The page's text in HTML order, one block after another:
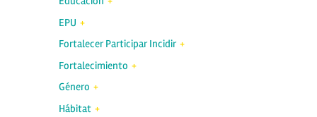
EPU
Fortalecer Participar Incidir
Fortalecimiento
Género
Hábitat